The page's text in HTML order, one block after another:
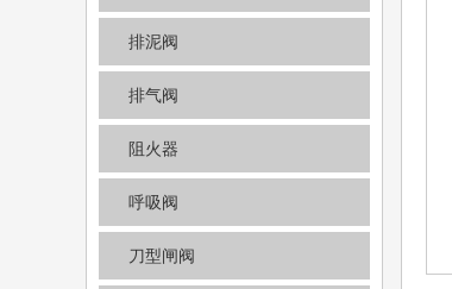
排泥阀
排气阀
阻火器
呼吸阀
刀型闸阀